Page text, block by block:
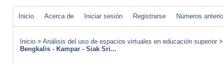
Inicio Acerca de Iniciar sesión Registrarse Números
Inicio > Análisis del uso de espacios virtuales en educación superior
Bengkalis - Kampar - Siak Sri...